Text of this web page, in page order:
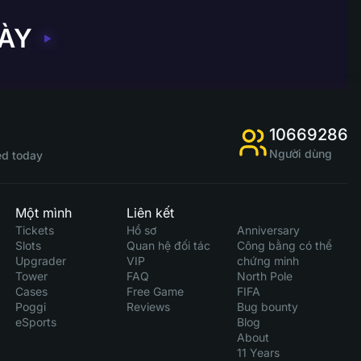
today
10669286
Người dùng
Một mình
Tickets
Slots
Upgrader
Tower
Cases
Poggi
eSports
Liên kết
Hồ sơ
Quan hệ đối tác
VIP
FAQ
Free Game
Reviews
Anniversary
Công bằng có thể
chứng minh
North Pole
FIFA
Bug bounty
Blog
About
11 Years